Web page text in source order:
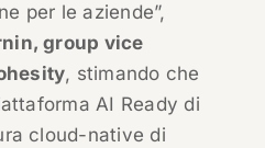
per le aziende”,
group vice
, stimando che
AI Ready di
cloud-native di